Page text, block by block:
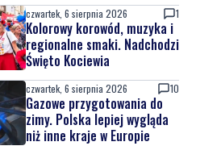
czwartek, 6 sierpnia 2026 1
Kolorowy korowód, muzyka i
regionalne smaki. Nadchodzi
Święto Kociewia
czwartek, 6 sierpnia 2026 10
Gazowe przygotowania do
zimy. Polska lepiej wygląda
niż inne kraje w Europie